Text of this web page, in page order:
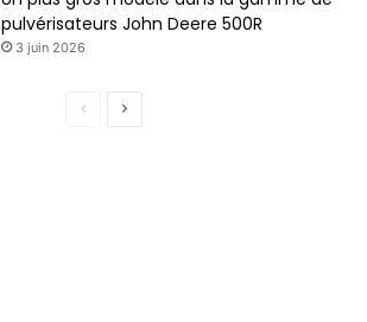
pulvérisateurs John Deere 500R
3 juin 2026
Page
Page